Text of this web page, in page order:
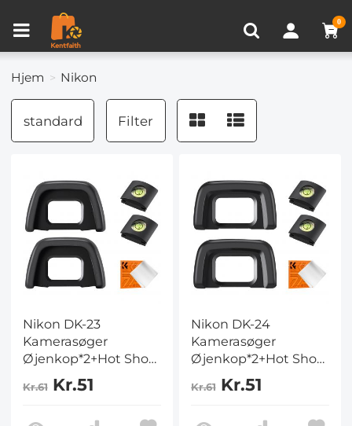
0
Hjem Nikon
standard Filter
Nikon DK-23
Kamerasøger
Øjenkop*2+Hot Shoe
Level*2+Støvsugeklud*1
til Nikon D7100,
Kr.61Kr.51
Nikon DK-24
Kamerasøger
Øjenkop*2+Hot Shoe
Level*2+Støvsugerklud*1
til Nikon D5000,
Kr.61Kr.51